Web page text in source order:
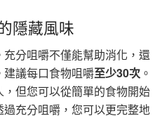
隱藏風味
分咀嚼不僅能幫助消化，還
議每口食物咀嚼至少30次 。
但您可以從簡單的食物開始
充分咀嚼，您可以更完整地